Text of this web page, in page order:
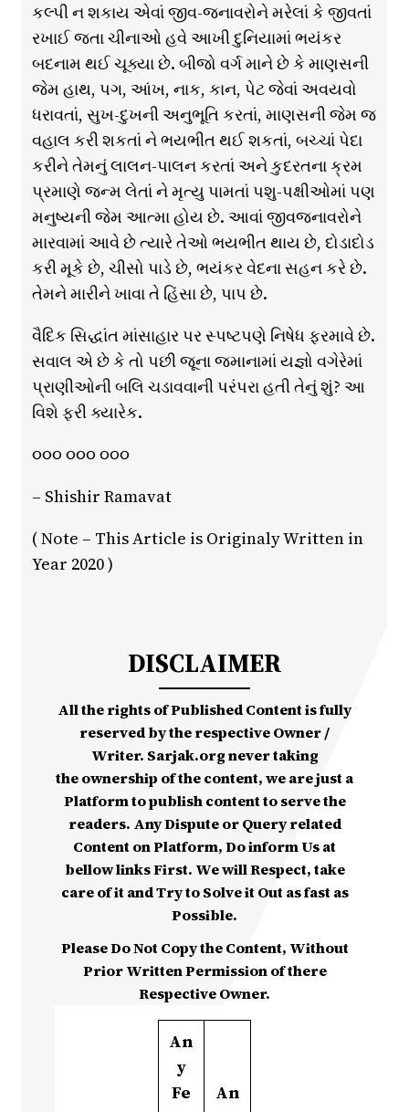
કલ્પી ન શકાય એવાં જીવ-જનાવરોને મરેલાં કે જીવતાં
રખાઈ જતા ચીનાઓ હવે આખી દુનિયામાં ભયંકર
બદનામ થઈ ચૂક્યા છે. બીજો વર્ગ માને છે કે માણસની
જેમ હાથ, પગ, આંખ, નાક, કાન, પેટ જેવાં અવયવો
ધરાવતાં, સુખ-દુખની અનુભૂતિ કરતાં, માણસની જેમ જ
વહાલ કરી શકતાં ને ભયભીત થઈ શકતાં, બચ્ચાં પેદા
કરીને તેમનું લાલન-પાલન કરતાં અને કુદરતના ક્રમ
પ્રમાણે જન્મ લેતાં ને મૃત્યુ પામતાં પશુ-પક્ષીઓમાં પણ
મનુષ્યની જેમ આત્મા હોય છે. આવાં જીવજનાવરોને
મારવામાં આવે છે ત્યારે તેઓ ભયભીત થાય છે, દોડાદોડ
કરી મૂકે છે, ચીસો પાડે છે, ભયંકર વેદના સહન કરે છે.
તેમને મારીને ખાવા તે હિંસા છે, પાપ છે.
વૈદિક સિદ્ધાંત માંસાહાર પર સ્પષ્ટપણે નિષેધ ફરમાવે છે.
સવાલ એ છે કે તો પછી જૂના જમાનામાં યજ્ઞો વગેરેમાં
પ્રાણીઓની બલિ ચડાવવાની પરંપરા હતી તેનું શું? આ
વિશે ફરી ક્યારેક.
૦૦૦ ૦૦૦ ૦૦૦
– Shishir Ramavat
( Note – This Article is Originaly Written in
Year 2020 )
DISCLAIMER
All the rights of Published Content is fully
reserved by the respective Owner /
Writer. Sarjak.org never taking
the ownership of the content, we are just a
Platform to publish content to serve the
readers. Any Dispute or Query related
Content on Platform, Do inform Us at
bellow links First. We will Respect, take
care of it and Try to Solve it Out as fast as
Possible.
Please Do Not Copy the Content, Without
Prior Written Permission of there
Respective Owner.
An
y
Fe
An